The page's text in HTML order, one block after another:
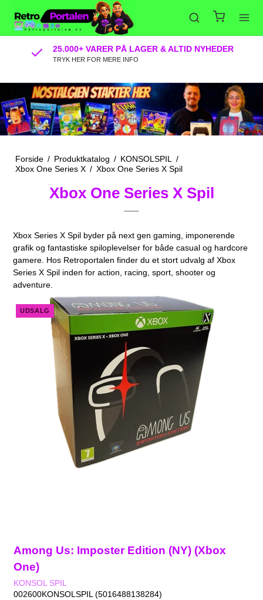
25.000+ VARER PÅ LAGER & ALTID NYHEDER
TRYK HER FOR MERE INFO
Forside / Produktkatalog / KONSOLSPIL
/
Xbox One Series X / Xbox One Series X Spil
Xbox One Series X Spil
Xbox Series X Spil byder på next gen gaming, imponerende
grafik og fantastiske spiloplevelser for både casual og hardcore
gamere. Hos Retroportalen finder du et stort udvalg af Xbox
Series X Spil inden for action, racing, sport, shooter og
adventure.
UDSALG
Among Us: Imposter Edition (NY) (Xbox
One)
KONSOL SPIL
002600KONSOLSPIL (5016488138284)